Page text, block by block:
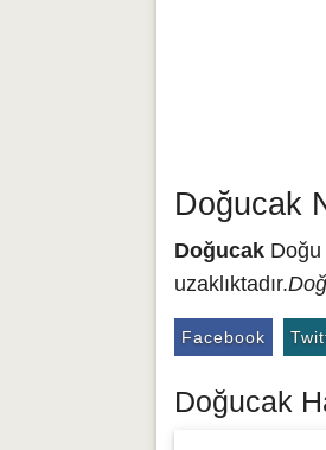
Doğucak
Doğucak Doğu
uzaklıktadır.
Facebook
Doğucak